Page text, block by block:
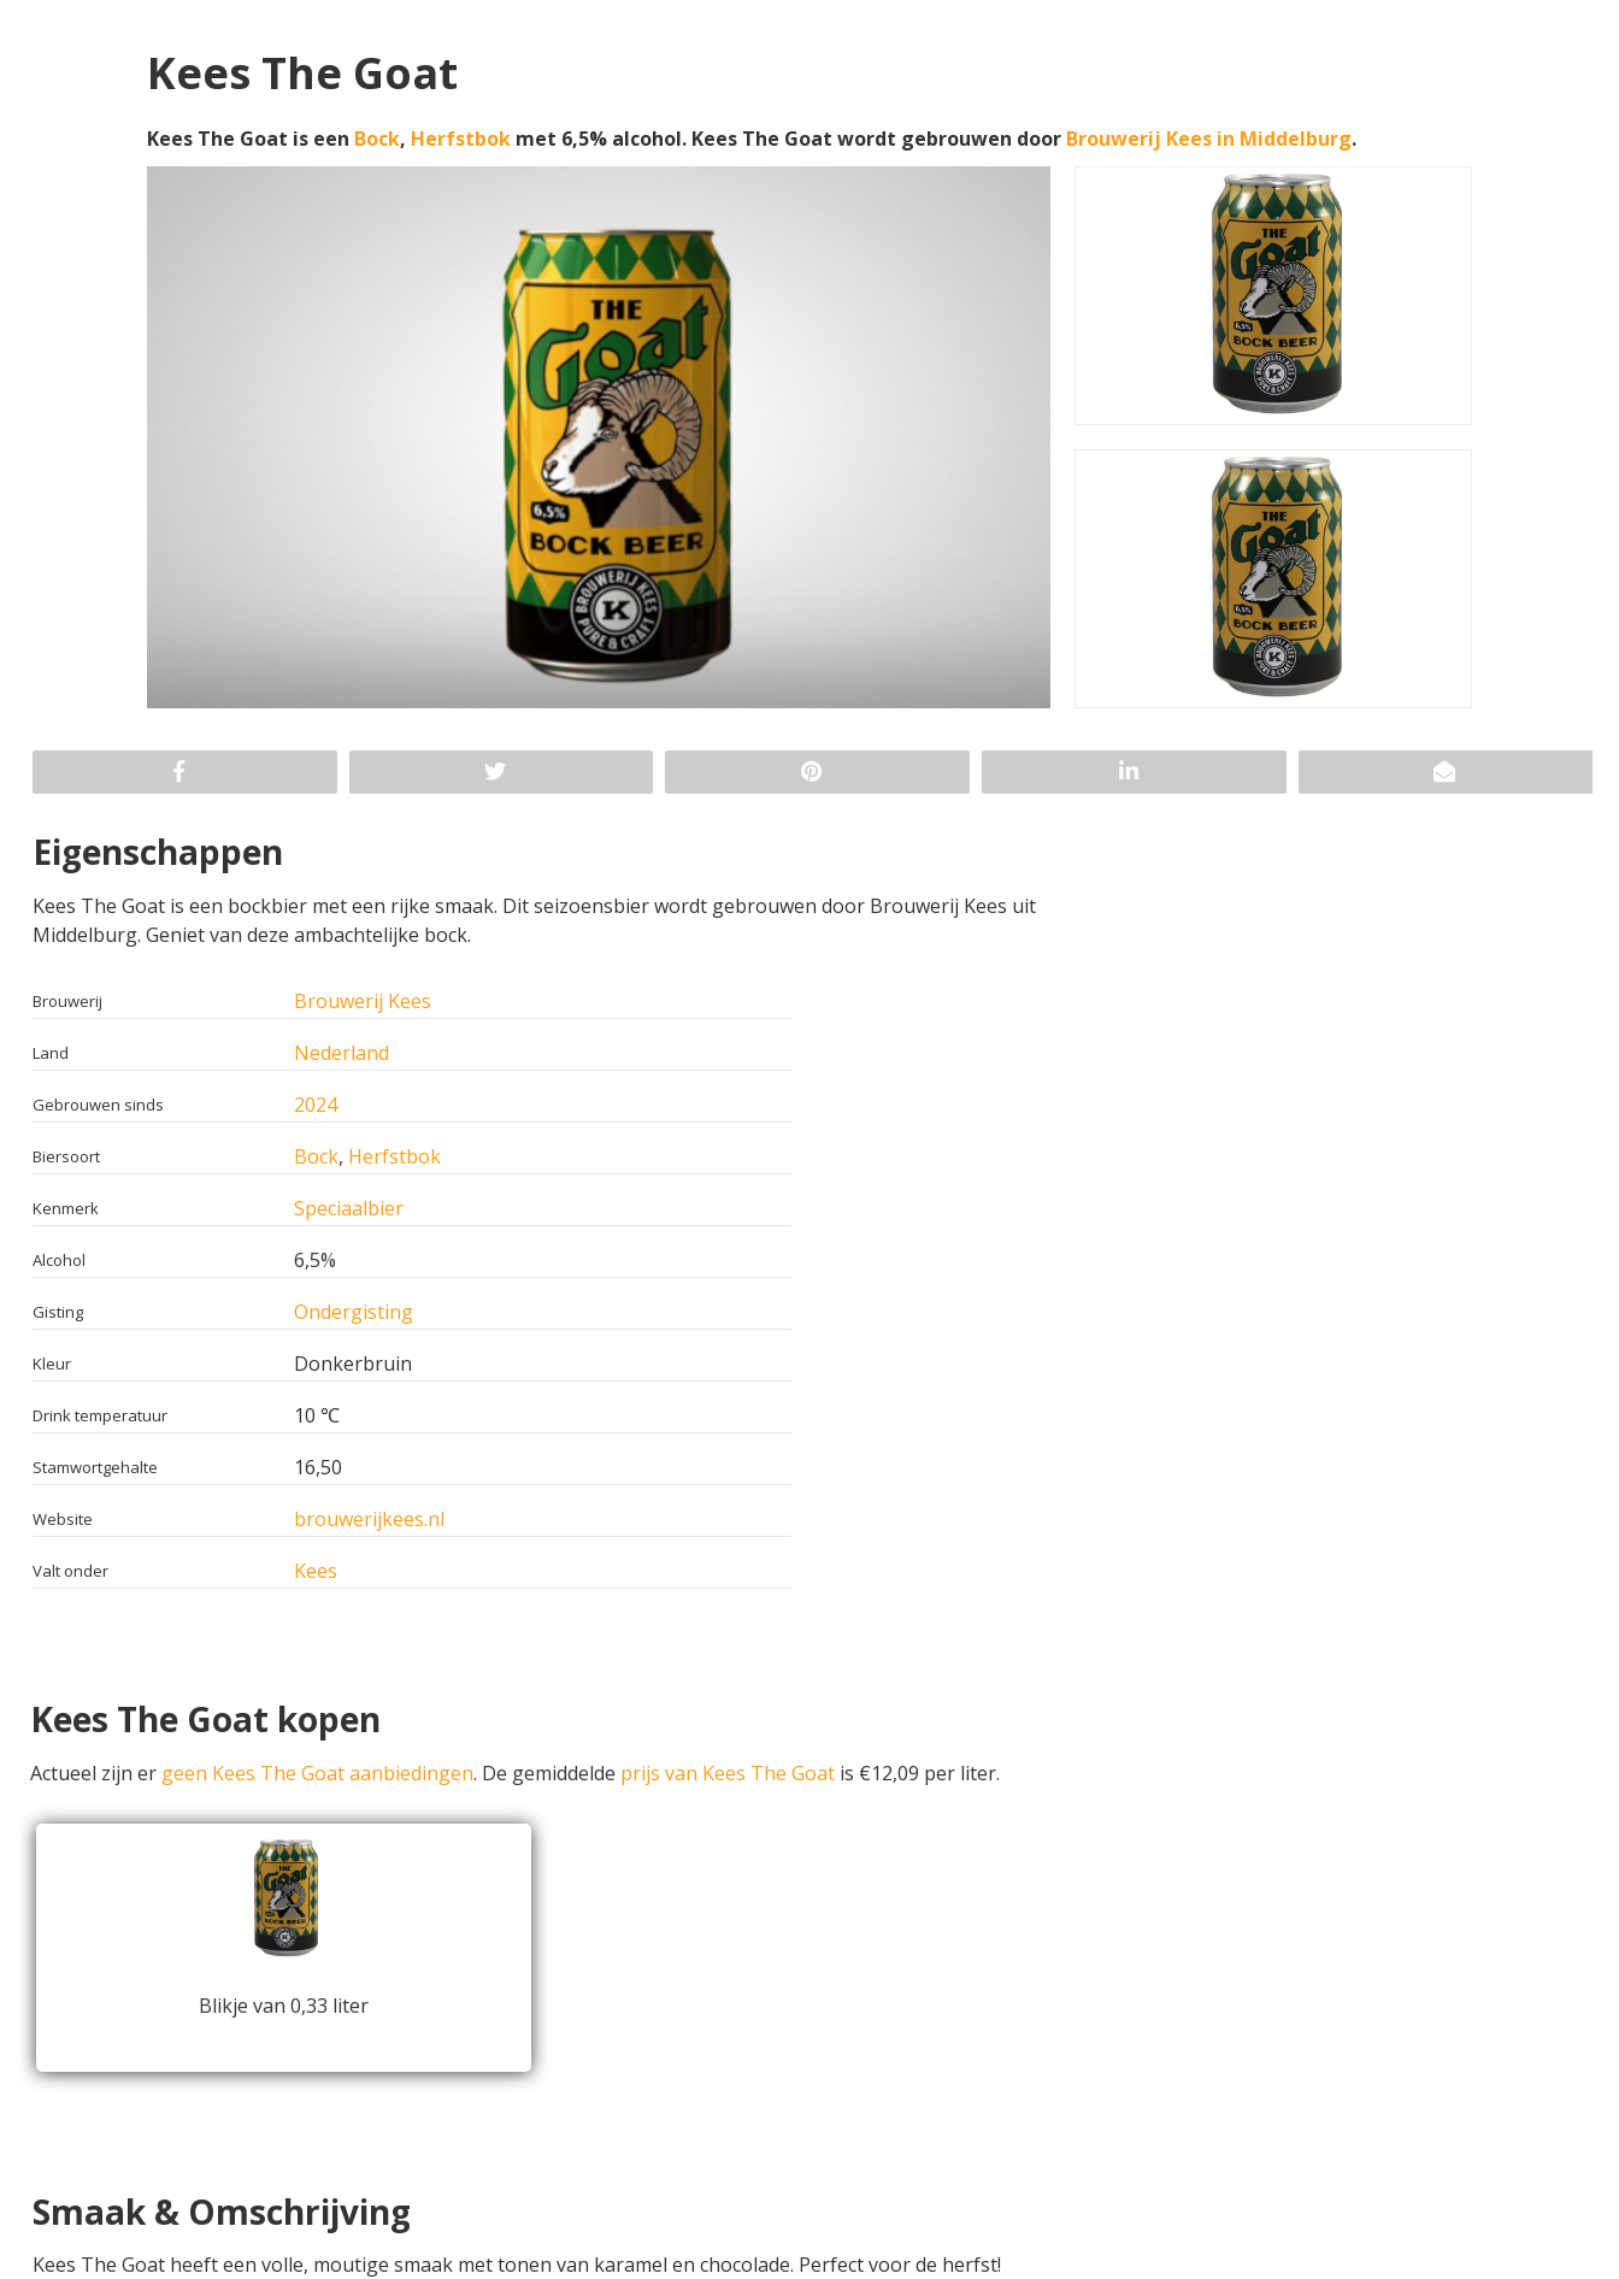
Kees The Goat
Kees The Goat is een Bock, Herfstbok met 6,5% alcohol. Kees The Goat wordt gebrouwen door Brouwerij Kees in Middelburg.
Eigenschappen
Kees The Goat is een bockbier met een rijke smaak. Dit seizoensbier wordt gebrouwen door Brouwerij Kees uit
Middelburg. Geniet van deze ambachtelijke bock.
Brouwerij Brouwerij Kees
Land Nederland
Gebrouwen sinds 2024
Biersoort Bock, Herfstbok
Kenmerk Speciaalbier
Alcohol 6,5%
Gisting Ondergisting
Kleur Donkerbruin
Drink temperatuur 10 ℃
Stamwortgehalte 16,50
Website brouwerijkees.nl
Valt onder Kees
Kees The Goat kopen
Actueel zijn er geen Kees The Goat aanbiedingen. De gemiddelde prijs van Kees The Goat is €12,09 per liter.
Blikje van 0,33 liter
Smaak & Omschrijving
Kees The Goat heeft een volle, moutige smaak met tonen van karamel en chocolade. Perfect voor de herfst!